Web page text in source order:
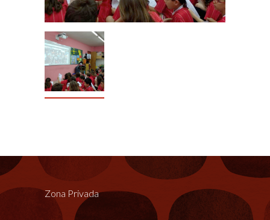
Zona Privada